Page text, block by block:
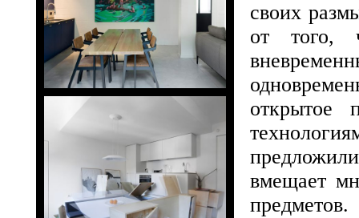
своих
от того,
открытое
вмещает
предметов.